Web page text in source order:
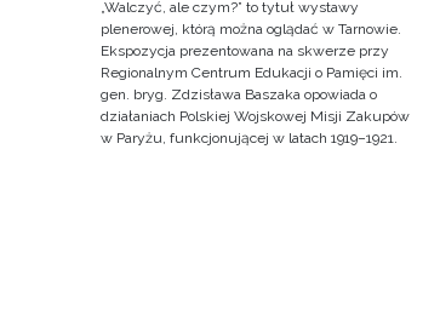
„Walczyć, ale czym?” to tytuł wystawy
plenerowej, którą można oglądać w Tarnowie.
Ekspozycja prezentowana na skwerze przy
Regionalnym Centrum Edukacji o Pamięci im.
gen. bryg. Zdzisława Baszaka opowiada o
działaniach Polskiej Wojskowej Misji Zakupów
w Paryżu, funkcjonującej w latach 1919–1921.